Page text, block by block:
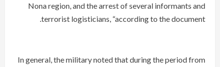
Nona region, and the arrest of several informants and
terrorist logisticians, “according to the document.
In general, the military noted that during the period from